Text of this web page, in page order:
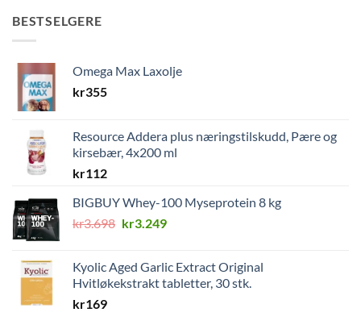
BESTSELGERE
Omega Max Laxolje
kr355
Resource Addera plus næringstilskudd, Pære og
kirsebær, 4x200 ml
kr112
BIGBUY Whey-100 Myseprotein 8 kg
kr3.698 Opprinnelig
kr3.698.
kr3.249Nåværende
kr3.249.
Kyolic Aged Garlic Extract Original
Hvitløkekstrakt tabletter, 30 stk.
kr169